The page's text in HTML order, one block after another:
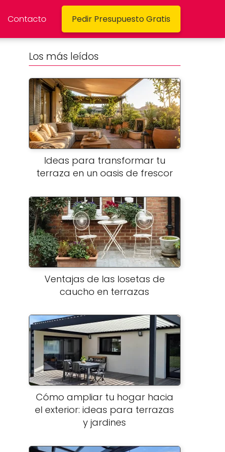
Contacto Pedir Presupuesto Gratis
Los más leídos
Ideas para transformar tu
terraza en un oasis de frescor
Ventajas de las losetas de
caucho en terrazas
Cómo ampliar tu hogar hacia
el exterior: ideas para terrazas
y jardines